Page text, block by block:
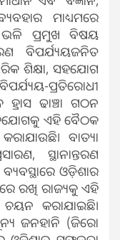
ମାଧ୍ୟମରେ
ଭଳି ପ୍ରମୁଖ ବିଷୟ
ବିପର୍ଯ୍ୟୟଜନିତ
ଶିକ୍ଷା, ସହଯୋଗ
ପ୍ରତିରୋଧୀ
ଢାଞ୍ଚା ଗଠନ
ସହଯୋଗକୁ ଏହି ବୈଠକ
ବାତ୍ୟା
ସ୍ଥାନାନ୍ତରଣ
ଓଡ଼ିଶାର
ରଖି ରାଜ୍ୟକୁ ଏହି
କରାଯାଇଛି।
ଜନହାନି (ଜିରୋ